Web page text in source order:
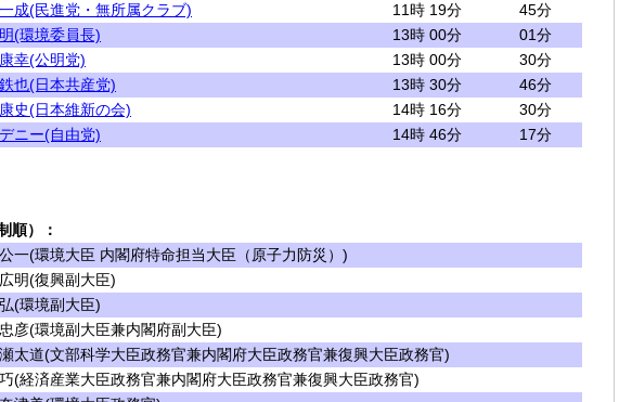
成(民進党・無所属クラブ)
11時 19分
45分
(環境委員長)
13時 00分
01分
幸(公明党)
13時 00分
30分
也(日本共産党)
13時 30分
46分
史(日本維新の会)
14時 16分
30分
ニー(自由党)
14時 46分 17分
順）：
一(環境大臣 内閣府特命担当大臣（原子力防災）)
明(復興副大臣)
(環境副大臣)
彦(環境副大臣兼内閣府副大臣)
太道(文部科学大臣政務官兼内閣府大臣政務官兼復興大臣政務官)
(経済産業大臣政務官兼内閣府大臣政務官兼復興大臣政務官)